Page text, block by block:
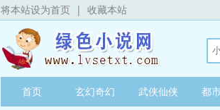
将本站设为首页 | 收藏本站
首页 玄幻奇幻 武侠仙侠 都